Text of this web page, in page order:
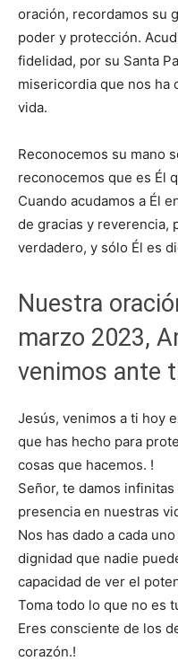
oración, recordamos su
poder y protección.
fidelidad, por su Santa
misericordia que nos ha
vida.
Reconocemos su mano
reconocemos que es Él
Cuando acudamos a Él
de gracias y reverencia,
verdadero, y sólo Él es
Nuestra
marzo 2023,
venimos ante
Jesús, venimos a ti hoy
que has hecho para
cosas que hacemos. !
Señor, te damos
presencia en nuestras
Nos has dado a cada
dignidad que nadie
capacidad de ver el
Toma todo lo que no es
Eres consciente de los
corazón.!